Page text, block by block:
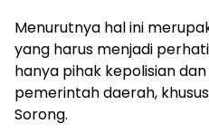
Menurutnya hal ini
yang harus menjadi
hanya pihak kepolisian
pemerintah daerah,
Sorong.